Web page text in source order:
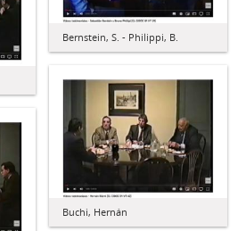
Bernstein, S. - Philippi, B.
Buchi, Hernán